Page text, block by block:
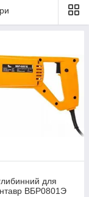
для
ВБР0801Э